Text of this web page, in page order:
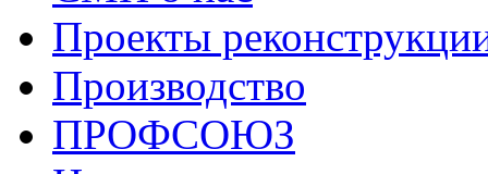
Проекты
Производство
ПРОФСОЮЗ